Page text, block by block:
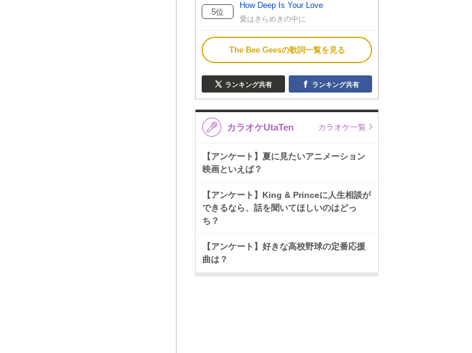
5位
How Deep Is Your Love
愛はきらめきの中に
The Bee Geesの歌詞一覧を見る
ランキング共有 ランキング共有
カラオケUtaTen カラオケ一覧
【アンケート】夏に見たいアニメーション
映画といえば？
【アンケート】King & Princeに人生相談が
できるなら、話を聞いてほしいのはどっ
ち？
【アンケート】好きな高校野球の定番応援
曲は？